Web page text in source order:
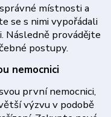
místnosti a
se s nimi vypořádali
Následně provádějte
postupy.
nemocnici
první nemocnici,
výzvu v podobě